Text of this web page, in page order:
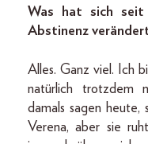
Was hat sich seit
Abstinenz
Alles. Ganz viel. Ich
natürlich trotzdem
damals sagen heute,
Verena, aber sie